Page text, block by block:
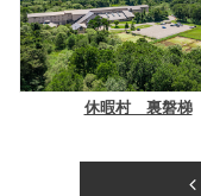
休暇村 裏磐梯